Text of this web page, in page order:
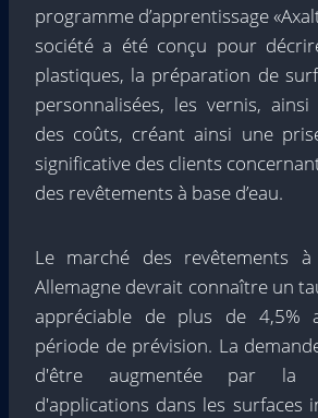
programme d’apprentissage
société a été conçu pour
plastiques, la préparation de
personnalisées, les vernis,
des coûts, créant ainsi une
significative des clients
des revêtements à base d’eau.
Le marché des revêtements
Allemagne devrait connaître un
appréciable de plus de 4,5%
période de prévision. La
d'être augmentée par la
d'applications dans les surfaces